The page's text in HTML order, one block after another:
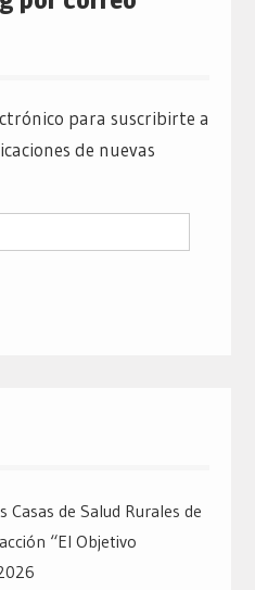
para suscribirte a
de nuevas
Casas de Salud Rurales de
“El Objetivo